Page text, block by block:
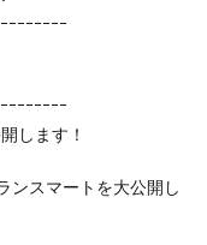
ｰｰｰｰｰｰｰ
ｰｰｰｰｰｰｰ
します！
ンスマートを大公開し